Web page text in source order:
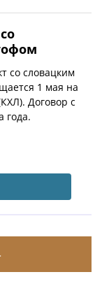
со словацким
1 мая на
Договор с
года.